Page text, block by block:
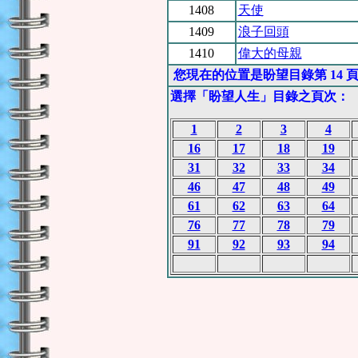
1408
天使
1409
浪子回頭
1410
偉大的母親
您現在的位置是盼望目錄第 14 頁
選擇「盼望人生」目錄之頁次：
1 2 3
4
16
17 18
19
31
32 33
34
46
47 48
49
61
62 63
64
76
77 78
79
91
92 93 94